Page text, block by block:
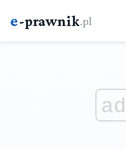
e-prawnik.pl
ad